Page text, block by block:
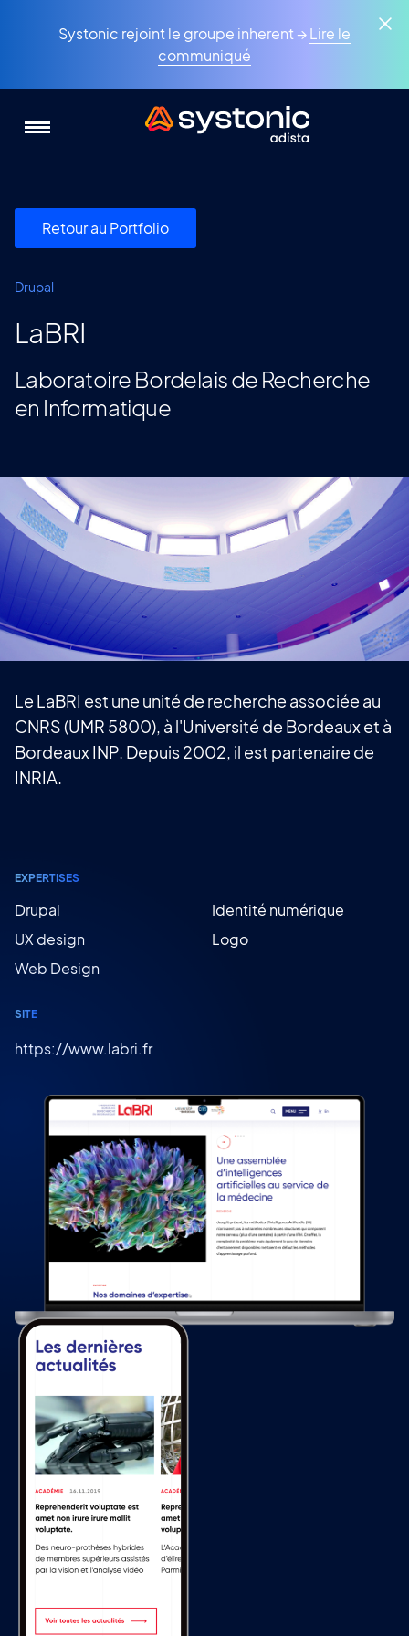
Systonic rejoint le groupe inherent →Lire le
communiqué
Retour au Portfolio
Drupal
LaBRI
Laboratoire Bordelais de Recherche
en Informatique
Le LaBRI est une unité de recherche associée au
CNRS (UMR 5800), à l'Université de Bordeaux et à
Bordeaux INP. Depuis 2002, il est partenaire de
INRIA.
EXPERTISES
Drupal
UX design
Web Design
Identité numérique
Logo
SITE
https://www.labri.fr